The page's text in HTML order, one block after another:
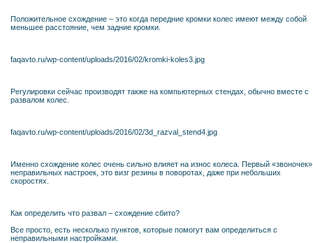
Положительное схождение – это когда передние кромки колес имеют между собой
меньшее расстояние, чем задние кромки.
faqavto.ru/wp-content/uploads/2016/02/kromki-koles3.jpg
Регулировки сейчас производят также на компьютерных стендах, обычно вместе с
развалом колес.
faqavto.ru/wp-content/uploads/2016/02/3d_razval_stend4.jpg
Именно схождение колес очень сильно влияет на износ колеса. Первый «звоночек»
неправильных настроек, это визг резины в поворотах, даже при небольших
скоростях.
Как определить что развал – схождение сбито?
Все просто, есть несколько пунктов, которые помогут вам определиться с
неправильными настройками.